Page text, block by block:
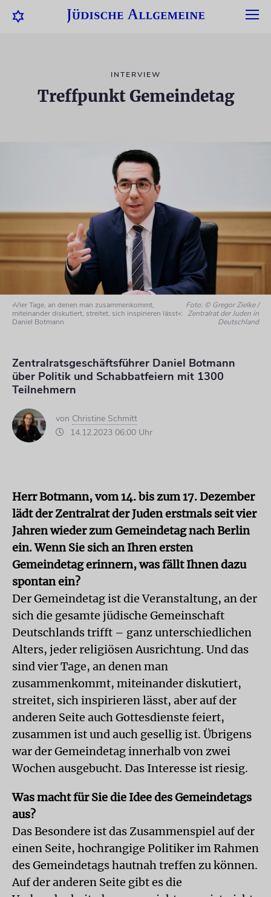
INTERVIEW
Treffpunkt Gemeindetag
»Vier Tage, an denen man zusammenkommt,
miteinander diskutiert, streitet, sich inspirieren lässt«:
Daniel Botmann
Foto: © Gregor Zielke /
Zentralrat der Juden in
Deutschland
Zentralratsgeschäftsführer Daniel Botmann
über Politik und Schabbatfeiern mit 1300
Teilnehmern
von Christine Schmitt
14.12.2023 06:00 Uhr
Herr Botmann, vom 14. bis zum 17. Dezember
lädt der Zentralrat der Juden erstmals seit vier
Jahren wieder zum Gemeindetag nach Berlin
ein. Wenn Sie sich an Ihren ersten
Gemeindetag erinnern, was fällt Ihnen dazu
spontan ein?
Der Gemeindetag ist die Veranstaltung, an der
sich die gesamte jüdische Gemeinschaft
Deutschlands trifft – ganz unterschiedlichen
Alters, jeder religiösen Ausrichtung. Und das
sind vier Tage, an denen man
zusammenkommt, miteinander diskutiert,
streitet, sich inspirieren lässt, aber auf der
anderen Seite auch Gottesdienste feiert,
zusammen ist und auch gesellig ist. Übrigens
war der Gemeindetag innerhalb von zwei
Wochen ausgebucht. Das Interesse ist riesig.
Was macht für Sie die Idee des Gemeindetags
aus?
Das Besondere ist das Zusammenspiel auf der
einen Seite, hochrangige Politiker im Rahmen
des Gemeindetags hautnah treffen zu können.
Auf der anderen Seite gibt es die